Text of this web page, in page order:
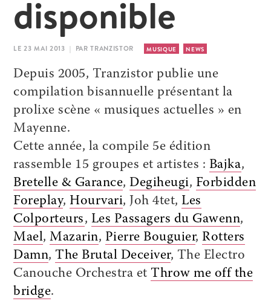
disponible
LE 23 MAI 2013 | PAR TRANZISTOR MUSIQUE NEWS
Depuis 2005, Tranzistor publie une
compilation bisannuelle présentant la
prolixe scène « musiques actuelles » en
Mayenne.
Cette année, la compile 5e édition
rassemble 15 groupes et artistes : Bajka,
Bretelle & Garance,Degiheugi, Forbidden
Foreplay, Hourvari, Joh 4tet,Les
Colporteurs, Les Passagers du Gawenn,
Mael,Mazarin, Pierre Bouguier,Rotters
Damn, The Brutal Deceiver, The Electro
Canouche Orchestra et Throw me off the
bridge.